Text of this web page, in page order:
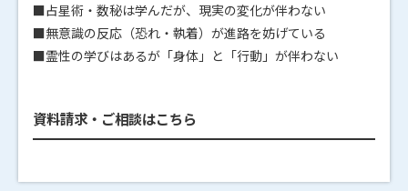
■占星術・数秘は学んだが、現実の変化が伴わない
■無意識の反応（恐れ・執着）が進路を妨げている
■霊性の学びはあるが「身体」と「行動」が伴わない
資料請求・ご相談はこちら